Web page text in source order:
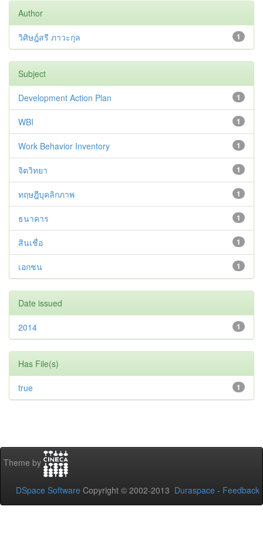
Author
1
วิศิษฎ์สรี ภาวะกุล
Subject
1
Development Action Plan
1
WBI
1
Work Behavior Inventory
1
จิตวิทยา
1
ทฤษฎีบุคลิกภาพ
1
ธนาคาร
1
สินเชื่อ
1
เอกชน
Date issued
1
2014
Has File(s)
1
true
Theme by
DSpace Software Copyright © 2002-2013 Duraspace - Feedback